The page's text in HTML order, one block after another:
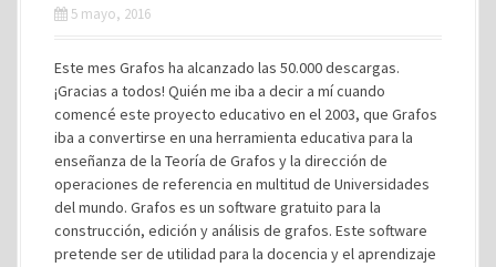
5 mayo, 2016
Este mes Grafos ha alcanzado las 50.000 descargas.
¡Gracias a todos! Quién me iba a decir a mí cuando
comencé este proyecto educativo en el 2003, que Grafos
iba a convertirse en una herramienta educativa para la
enseñanza de la Teoría de Grafos y la dirección de
operaciones de referencia en multitud de Universidades
del mundo. Grafos es un software gratuito para la
construcción, edición y análisis de grafos. Este software
pretende ser de utilidad para la docencia y el aprendizaje